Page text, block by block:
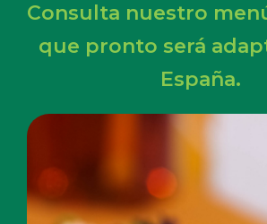
Consulta nuestro
que pronto será
España.